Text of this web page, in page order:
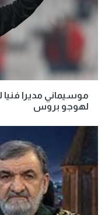
موسيماني مديرا فنيا
لهوجو بروس